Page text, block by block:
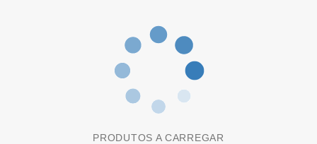
PRODUTOS A CARREGAR